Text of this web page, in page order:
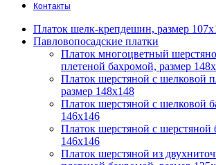
Контакты
Платок шелк-крепдешин, размер
Павловопосадские платки
Платок многоцветный
плетеной бахромой, размер
Платок шерстяной с шелковой
размер 148х148
Платок шерстяной с шелковой
146х146
Платок шерстяной с шерстяной
146х146
Платок шерстяной из